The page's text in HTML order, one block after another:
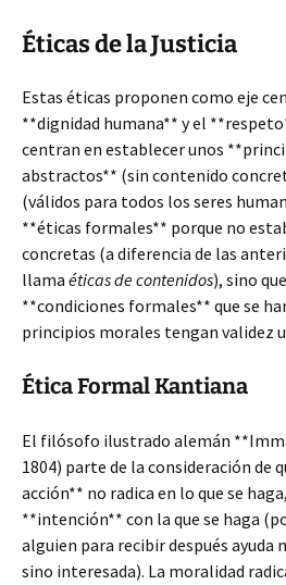
Éticas de la Justicia
Estas éticas proponen como eje
**dignidad humana** y el
centran en establecer unos
abstractos** (sin contenido
(válidos para todos los seres
**éticas formales** porque no
concretas (a diferencia de las
llama éticas de contenidos), sino
**condiciones formales** que se
principios morales tengan validez
Ética Formal Kantiana
El filósofo ilustrado alemán
1804) parte de la consideración de
acción** no radica en lo que se
**intención** con la que se haga
alguien para recibir después ayuda
sino interesada). La moralidad